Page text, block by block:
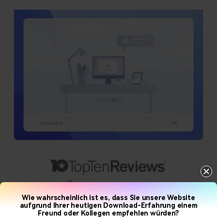
Wie wahrscheinlich ist es, dass Sie unsere Website
aufgrund Ihrer heutigen Download-Erfahrung einem
Freund oder Kollegen empfehlen würden?